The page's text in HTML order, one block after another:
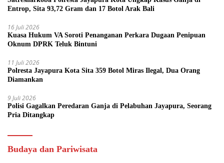
Entrop, Sita 93,72 Gram dan 17 Botol Arak Bali
16 Juli 2026
Kuasa Hukum VA Soroti Penanganan Perkara Dugaan Penipuan
Oknum DPRK Teluk Bintuni
11 Juli 2026
Polresta Jayapura Kota Sita 359 Botol Miras Ilegal, Dua Orang
Diamankan
9 Juli 2026
Polisi Gagalkan Peredaran Ganja di Pelabuhan Jayapura, Seorang
Pria Ditangkap
Budaya dan Pariwisata